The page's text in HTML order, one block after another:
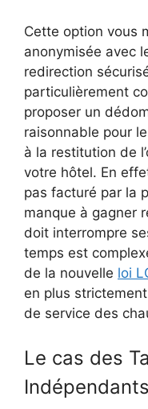
Cette option vous
anonymisée avec
redirection
particulièrement
proposer un
raisonnable pour
à la restitution de
votre hôtel. En
pas facturé par la
manque à gagner
doit interrompre
temps est
de la nouvelle loi
en plus
de service des
Le cas des